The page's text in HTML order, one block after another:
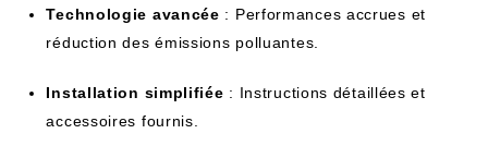
Technologie avancée : Performances accrues et
réduction des émissions polluantes.
Installation simplifiée : Instructions détaillées et
accessoires fournis.